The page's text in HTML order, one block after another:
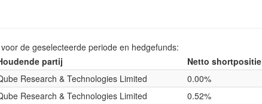
de geselecteerde periode en hedgefunds:
partij
Netto shortpositie
Research & Technologies Limited
0.00%
Research & Technologies Limited
0.52%